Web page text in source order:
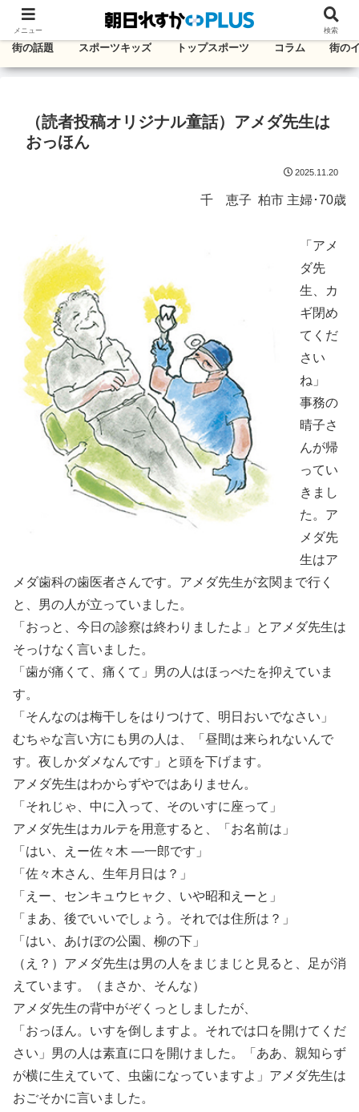
千葉・東葛エリアのタウン情報紙
街の話題 スポーツキッズ トップスポーツ コラム 街の
（読者投稿オリジナル童話）アメダ先生は
おっほん
2025.11.20
千 恵子 柏市 主婦･70歳
「アメ
ダ先
生、カ
ギ閉め
てくだ
さい
ね」
事務の
晴子さ
んが帰
ってい
きまし
た。ア
メダ先
生はア
メダ歯科の歯医者さんです。アメダ先生が玄関まで行く
と、男の人が立っていました。
「おっと、今日の診察は終わりましたよ」とアメダ先生は
そっけなく言いました。
「歯が痛くて、痛くて」男の人はほっぺたを抑えていま
す。
「そんなのは梅干しをはりつけて、明日おいでなさい」
むちゃな言い方にも男の人は、「昼間は来られないんで
す。夜しかダメなんです」と頭を下げます。
アメダ先生はわからずやではありません。
「それじゃ、中に入って、そのいすに座って」
アメダ先生はカルテを用意すると、「お名前は」
「はい、えー佐々木 ―一郎です」
「佐々木さん、生年月日は？」
「えー、センキュウヒャク、いや昭和えーと」
「まあ、後でいいでしょう。それでは住所は？」
「はい、あけぼの公園、柳の下」
（え？）アメダ先生は男の人をまじまじと見ると、足が消
えています。（まさか、そんな）
アメダ先生の背中がぞくっとしましたが、
「おっほん。いすを倒しますよ。それでは口を開けてくだ
さい」男の人は素直に口を開けました。「ああ、親知らず
が横に生えていて、虫歯になっていますよ」アメダ先生は
おごそかに言いました。
メニュー 検索